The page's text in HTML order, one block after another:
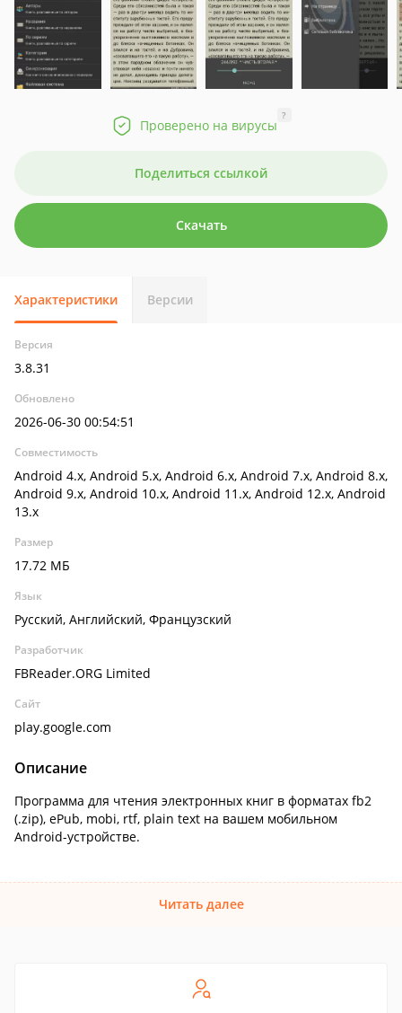
Проверено на вирусы
?
Поделиться ссылкой
Скачать
Характеристики Версии
Версия
3.8.31
Обновлено
2026-06-30 00:54:51
Совместимость
Android 4.x, Android 5.x, Android 6.x, Android 7.x, Android 8.x,
Android 9.x, Android 10.x, Android 11.x, Android 12.x, Android
13.x
Размер
17.72 МБ
Язык
Русский, Английский, Французский
Разработчик
FBReader.ORG Limited
Сайт
play.google.com
Описание
Программа для чтения электронных книг в форматах fb2
(.zip), ePub, mobi, rtf, plain text на вашем мобильном
Android-устройстве.
Читать далее